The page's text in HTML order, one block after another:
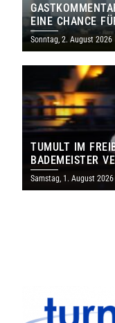
EINE CHANCE
SAARLAND
Sonntag, 2. August 2026
TUMULT IM
BADEMEISTER
Samstag, 1. August 2026